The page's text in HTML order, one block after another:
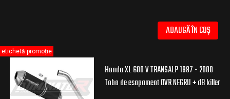
ADAUGĂ ÎN COȘ
Honda XL 600 V TRANSALP 1987 - 2000
Toba de esapament OVR NEGRU + dB killer
etichetă promoție